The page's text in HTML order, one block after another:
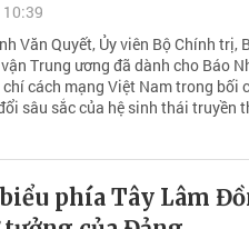
Văn Quyết, Ủy viên Bộ Chính
Trung ương đã dành cho Báo
cách mạng Việt Nam trong bối
sâu sắc của hệ sinh thái truyền
phía Tây Lâm